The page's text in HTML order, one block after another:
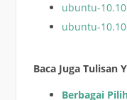
ubuntu-
ubuntu-
Baca Juga Tulisan
Berbagai